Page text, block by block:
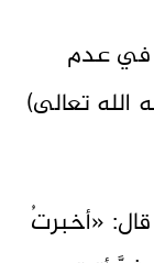
في عدم
الله تعالى)
«أخبرتُ